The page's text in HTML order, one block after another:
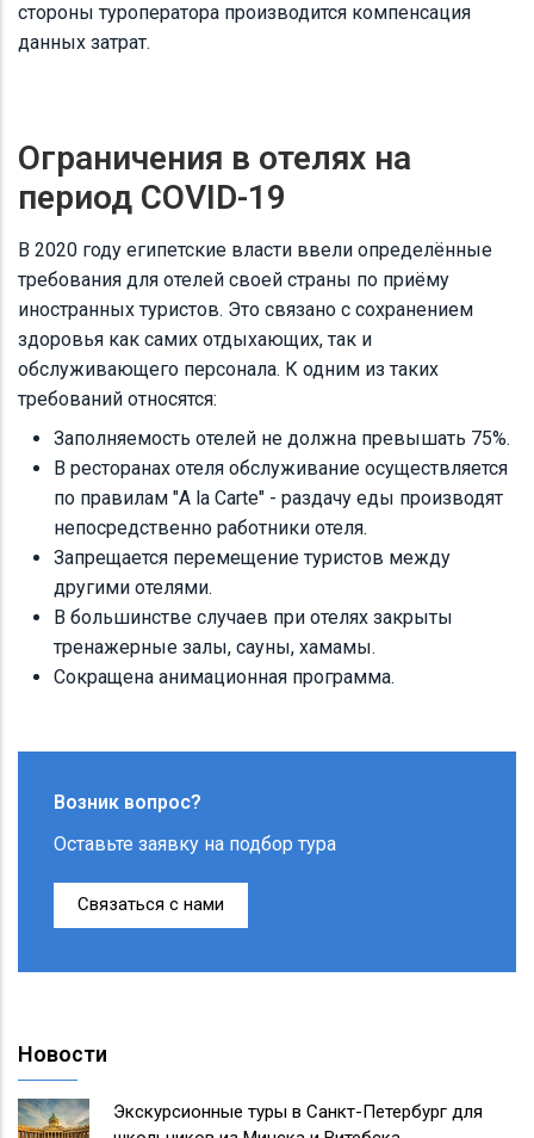
стороны туроператора производится компенсация
данных затрат.
Ограничения в отелях на
период COVID-19
В 2020 году египетские власти ввели определённые
требования для отелей своей страны по приёму
иностранных туристов. Это связано с сохранением
здоровья как самих отдыхающих, так и
обслуживающего персонала. К одним из таких
требований относятся:
Заполняемость отелей не должна превышать 75%.
В ресторанах отеля обслуживание осуществляется
по правилам "A la Carte" - раздачу еды производят
непосредственно работники отеля.
Запрещается перемещение туристов между
другими отелями.
В большинстве случаев при отелях закрыты
тренажерные залы, сауны, хамамы.
Сокращена анимационная программа.
Возник вопрос?
Оставьте заявку на подбор тура
Связаться с нами
Новости
Экскурсионные туры в Санкт-Петербург для